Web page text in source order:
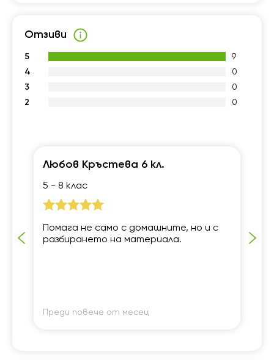
Отзиви
5
9
4
0
3
0
2
0
Любов Кръстева 6 кл.
5 - 8 клас
Помага не само с домашните, но и с
разбирането на материала.
Преди повече от месец